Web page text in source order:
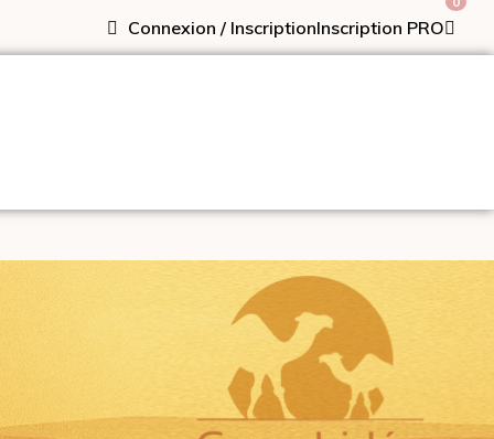
Connexion / InscriptionInscription PRO